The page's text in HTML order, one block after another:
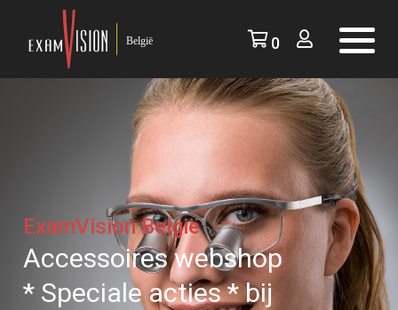
0
ExamVision
ExamVision België
Accessoires webshop
* Speciale acties * bij